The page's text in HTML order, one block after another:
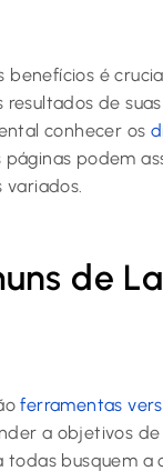
benefícios é
de
conhecer os
páginas podem
de
ferramentas
a objetivos
todas busquem a